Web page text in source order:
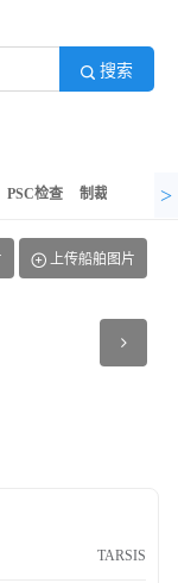
搜索
PSC检查 制裁记录 异
>
TARSIS
上传船舶图片